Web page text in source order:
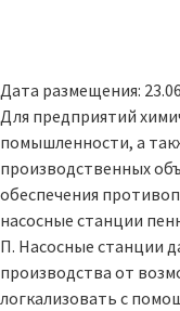
Дата размещения:
Для предприятий
помышленности, а
производственных
обеспечения
насосные станции
П. Насосные станции
производства от
логкализовать с